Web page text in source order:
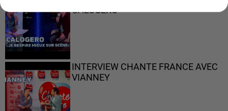
CALOGERO
INTERVIEW CHANTE FRANCE AVEC
VIANNEY